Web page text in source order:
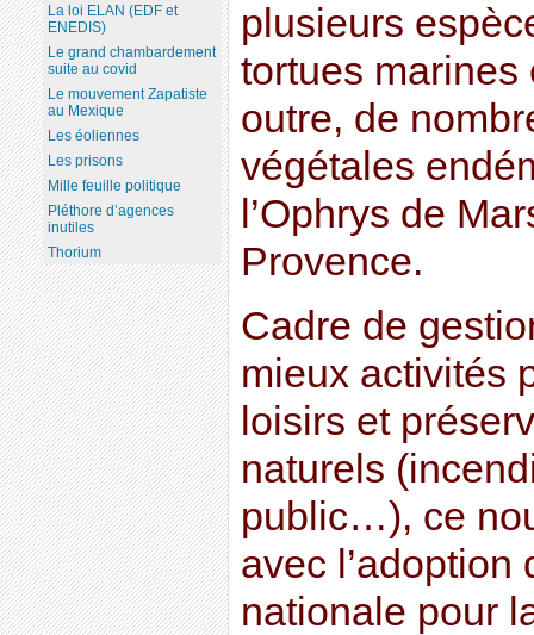
plusieurs
tortues marines
outre, de
végétales
l’Ophrys de
Provence.
Cadre de
mieux activités
loisirs et
naturels
public…), ce
avec l’adoption
nationale pour
La loi ELAN (EDF et
ENEDIS)
Le grand chambardement
suite au covid
Le mouvement Zapatiste
au Mexique
Les éoliennes
Les prisons
Mille feuille politique
Pléthore d’agences
inutiles
Thorium